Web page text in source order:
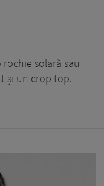
solară sau
și un crop top.